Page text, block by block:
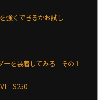
強くできるかお試し
ーを装着してみる その１
S250